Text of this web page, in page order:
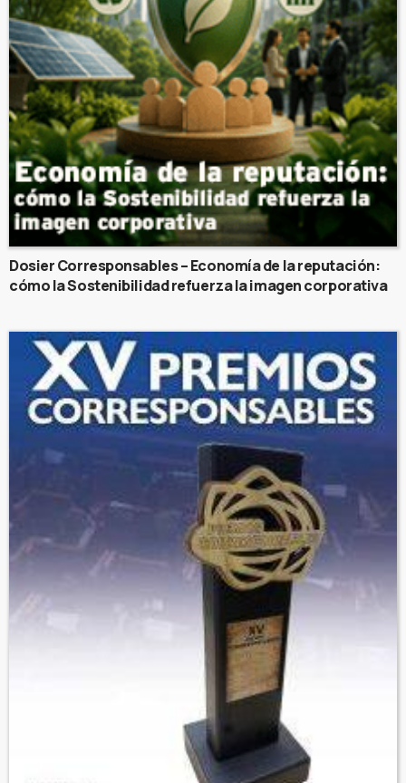
Dosier Corresponsables – Economía de la reputación:
cómo la Sostenibilidad refuerza la imagen corporativa